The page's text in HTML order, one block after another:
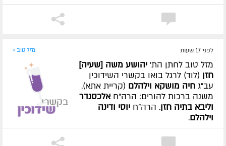
לפני 17 שעות מזל טוב »
מזל טוב לחתן הת' יהושע משה [שעיה]
חזן (לוד) לרגל בואו בקשרי השידוכין
עב"ג חיה מושקא וילהלם (קריית אתא).
משנה ברכות להורים: הרה"חאלכסנדר
וליבא בתיה חזן. הרה"ח יוסי ודינה
וילהלם.